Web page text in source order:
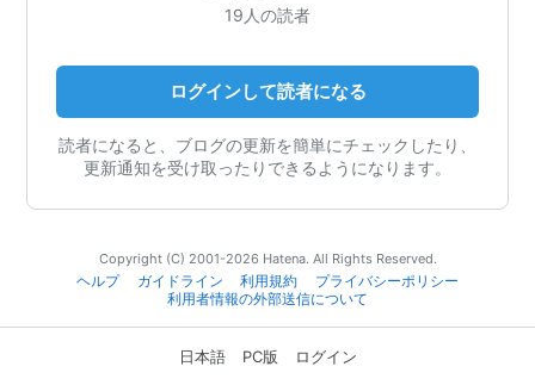
19人の読者
ログインして読者になる
読者になると、ブログの更新を簡単にチェックしたり、
更新通知を受け取ったりできるようになります。
Copyright (C) 2001-2026 Hatena. All Rights Reserved.
ヘルプ
ガイドライン 利用規約
プライバシーポリシー
利用者情報の外部送信について
日本語 PC版 ログイン